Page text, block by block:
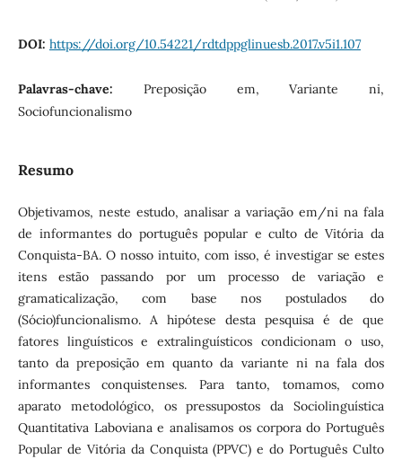
DOI: https://doi.org/10.54221/rdtdppglinuesb.2017.v5i1.107
Palavras-chave: Preposição em, Variante ni,
Sociofuncionalismo
Resumo
Objetivamos, neste estudo, analisar a variação em/ni na fala
de informantes do português popular e culto de Vitória da
Conquista-BA. O nosso intuito, com isso, é investigar se estes
itens estão passando por um processo de variação e
gramaticalização, com base nos postulados do
(Sócio)funcionalismo. A hipótese desta pesquisa é de que
fatores linguísticos e extralinguísticos condicionam o uso,
tanto da preposição em quanto da variante ni na fala dos
informantes conquistenses. Para tanto, tomamos, como
aparato metodológico, os pressupostos da Sociolinguística
Quantitativa Laboviana e analisamos os corpora do Português
Popular de Vitória da Conquista (PPVC) e do Português Culto